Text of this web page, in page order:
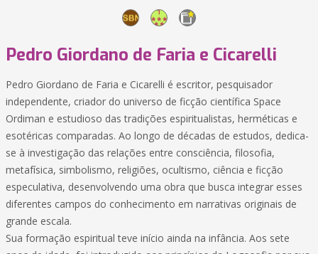
Pedro Giordano de Faria e Cicarelli
Pedro Giordano de Faria e Cicarelli é escritor, pesquisador
independente, criador do universo de ficção científica Space
Ordiman e estudioso das tradições espiritualistas, herméticas e
esotéricas comparadas. Ao longo de décadas de estudos, dedica-
se à investigação das relações entre consciência, filosofia,
metafísica, simbolismo, religiões, ocultismo, ciência e ficção
especulativa, desenvolvendo uma obra que busca integrar esses
diferentes campos do conhecimento em narrativas originais de
grande escala.
Sua formação espiritual teve início ainda na infância. Aos sete